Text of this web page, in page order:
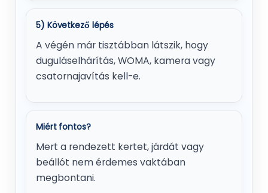
5) Következő lépés
A végén már tisztábban látszik, hogy
duguláselhárítás, WOMA, kamera vagy
csatornajavítás kell-e.
Miért fontos?
Mert a rendezett kertet, járdát vagy
beállót nem érdemes vaktában
megbontani.